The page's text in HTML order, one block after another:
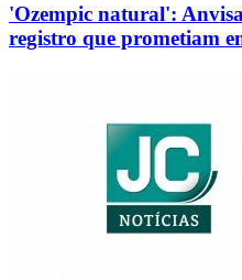
'Ozempic natural':
registro que prometiam